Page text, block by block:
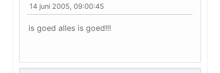
14 juni 2005, 09:00:45
is goed alles is goed!!!